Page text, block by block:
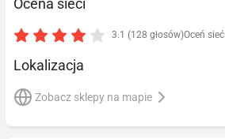
Ocena sieci
3.1 (128 głosów)Oceń sieć
Lokalizacja
Zobacz sklepy na mapie